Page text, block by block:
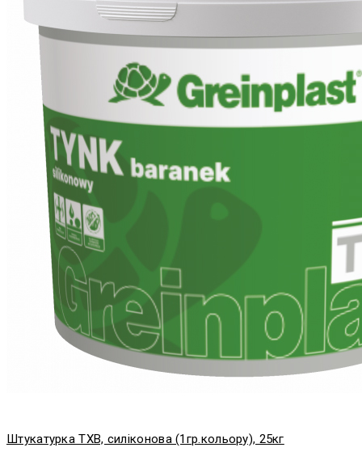
Штукатурка TXB, силіконова (1гр.кольору), 25кг